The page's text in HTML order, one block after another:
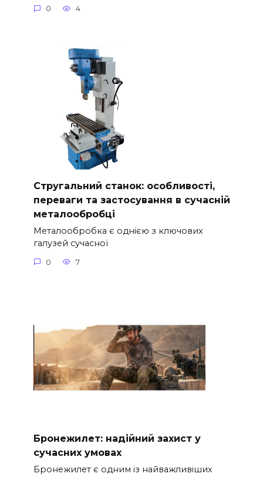
0 4
Стругальний станок: особливості,
переваги та застосування в сучасній
металообробці
Металообробка є однією з ключових
галузей сучасної
0 7
Бронежилет: надійний захист у
сучасних умовах
Бронежилет є одним із найважливіших